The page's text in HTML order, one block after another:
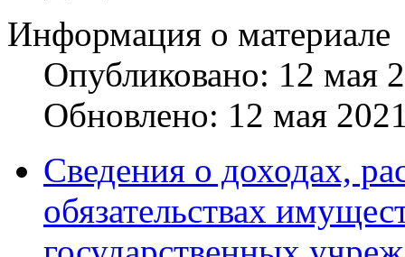
Информация о материале
Опубликовано: 12 мая
Обновлено: 12 мая
Сведения о доходах,
обязательствах